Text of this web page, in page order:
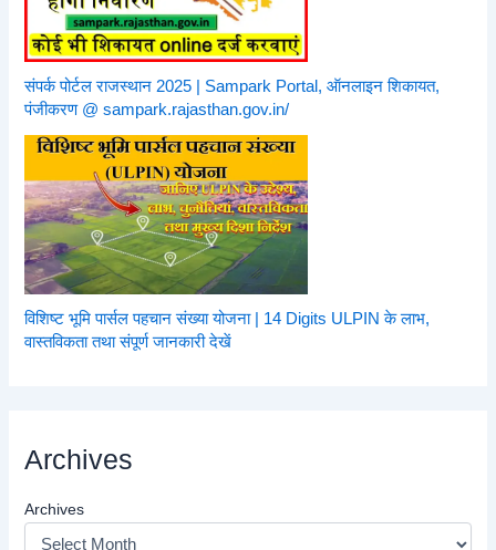
संपर्क पोर्टल राजस्थान 2025 | Sampark Portal, ऑनलाइन शिकायत,
पंजीकरण @ sampark.rajasthan.gov.in/
विशिष्ट भूमि पार्सल पहचान संख्या योजना | 14 Digits ULPIN के लाभ,
वास्तविकता तथा संपूर्ण जानकारी देखें
Archives
Archives